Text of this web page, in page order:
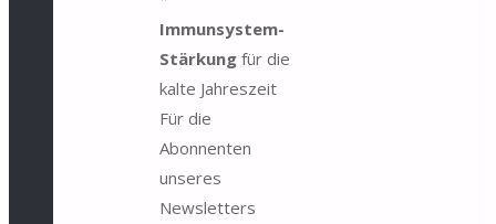
Immunsystem-
Stärkungfür die
kalte Jahreszeit
Für die
Abonnenten
unseres
Newsletters